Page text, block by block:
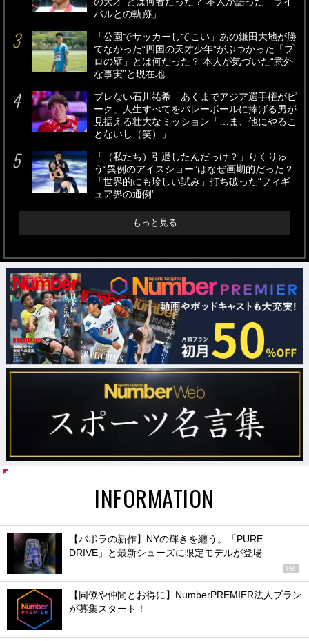
バルとの軌跡」
「公園でサッカーしてこい」あの鎌田大地が勝
てなかった“四国の天才少年”がぶつかった「プ
ロの壁」とは何だった？ 本人が気づいた“意外
な事実”と現在地
ブレない石川祐希「あくまでアジア選手権がピ
ーク」人生すべてをバレーボールに捧げる男が
見据える壮大なミッション「…ま、他にやるこ
とないし（笑）」
「（私たち）引退したんだっけ？」りくりゅ
う“異例のアイスショー”はなぜ画期的だった？
「世界的にも珍しい試み」打ち破った“フィギ
ュア界の通例”
もっと見る
INFORMATION
【バボラの新作】NYの輝きを纏う。「PURE
DRIVE」と最新シューズに限定モデルが登場
PR
【同僚や仲間とお得に】NumberPREMIER法人プラン
が募集スタート！